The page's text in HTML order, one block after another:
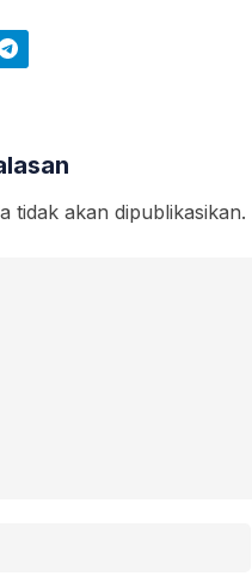
tidak akan dipublikasikan.